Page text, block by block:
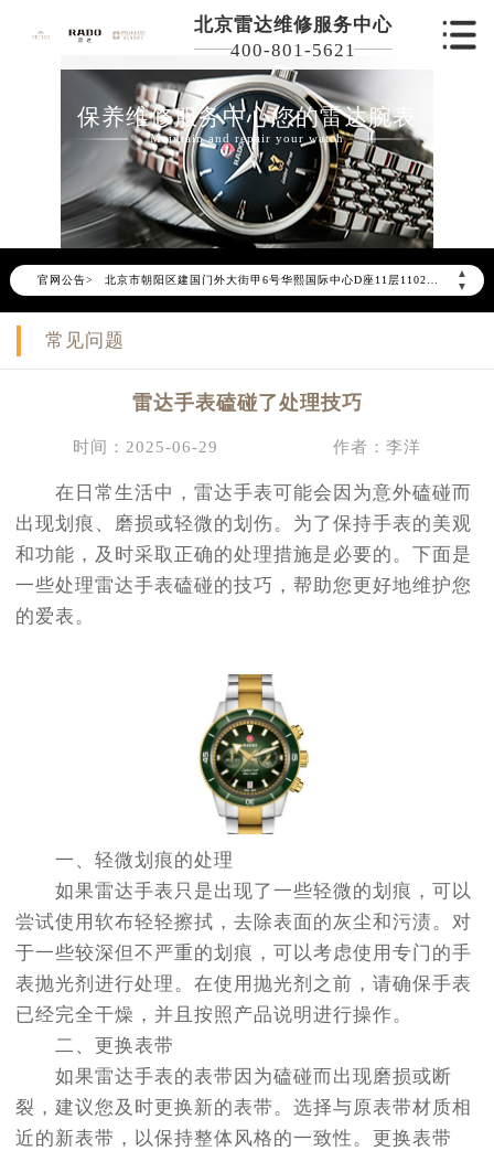
北京雷达维修服务中心
400-801-5621
保养维修服务中心您的雷达腕表
Maintain and repair your watch
官网公告>
▲
▼
2026年6月雷达北京市售后服务网络优化升级公告
2026年6月北京市雷达官方售后客户服务热线：400-801-5621
2026年6月雷达售后服务中心最新网点地址：
北京市朝阳区建国门外大街甲6号华熙国际中心写字楼D座11层1102室（需提前预约）
北京市东城区东长安街1号王府井东方广场W3座6层602室雷达售后服务中心（需提前预约）
节假日正常营业！
常见问题
雷达手表磕碰了处理技巧
时间：2025-06-29 作者：李洋
在日常生活中，雷达手表可能会因为意外磕碰而
出现划痕、磨损或轻微的划伤。为了保持手表的美观
和功能，及时采取正确的处理措施是必要的。下面是
一些处理雷达手表磕碰的技巧，帮助您更好地维护您
的爱表。
一、轻微划痕的处理
如果雷达手表只是出现了一些轻微的划痕，可以
尝试使用软布轻轻擦拭，去除表面的灰尘和污渍。对
于一些较深但不严重的划痕，可以考虑使用专门的手
表抛光剂进行处理。在使用抛光剂之前，请确保手表
已经完全干燥，并且按照产品说明进行操作。
二、更换表带
如果雷达手表的表带因为磕碰而出现磨损或断
裂，建议您及时更换新的表带。选择与原表带材质相
近的新表带，以保持整体风格的一致性。更换表带